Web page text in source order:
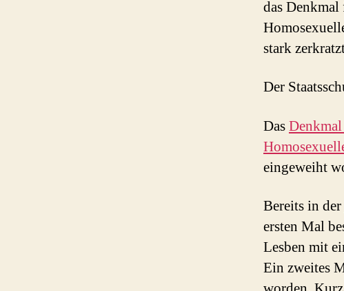
das
stark
Der
Das
eingeweiht
Bereits in der
ersten Mal
Lesben mit
Ein zweites